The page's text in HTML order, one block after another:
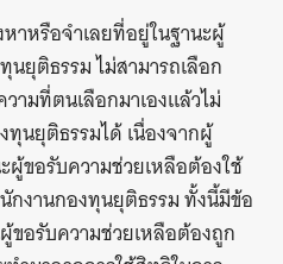
หรือจำเลยที่อยู่ในฐานะผู้
ยุติธรรม ไม่สามารถเลือก
ามที่ตนเลือกมาเองแล้วไม่
นยุติธรรมได้ เนื่องจากผู้
ผู้ขอรับความช่วยเหลือต้องใช้
งานกองทุนยุติธรรม ทั้งนี้มีข้อ
ขอรับความช่วยเหลือต้องถูก